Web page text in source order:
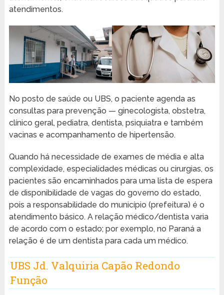
atendimentos.
No posto de saúde ou UBS, o paciente agenda as
consultas para prevenção — ginecologista, obstetra,
clínico geral, pediatra, dentista, psiquiatra e também
vacinas e acompanhamento de hipertensão.
Quando há necessidade de exames de média e alta
complexidade, especialidades médicas ou cirurgias, os
pacientes são encaminhados para uma lista de espera
de disponibilidade de vagas do governo do estado,
pois a responsabilidade do município (prefeitura) é o
atendimento básico. A relação médico/dentista varia
de acordo com o estado; por exemplo, no Paraná a
relação é de um dentista para cada um médico.
UBS Jd. Valquiria Capão Redondo
Função